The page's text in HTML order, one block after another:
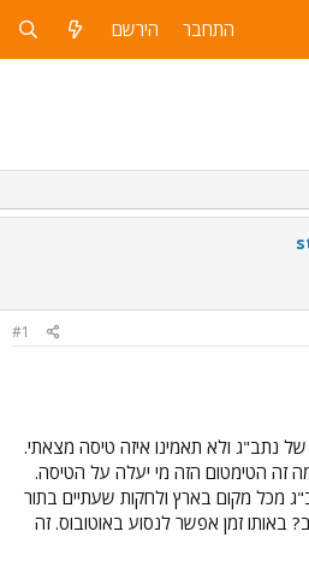
התחבר הירשם
#1
נתב"ג ולא תאמינו איזה טיסה מצאתי.
זה הטימטום הזה מי יעלה על הטיסה.
מכל מקום בארץ ולחקות שעתיים בתור
באותו זמן אפשר לנסוע באוטובוס. זה